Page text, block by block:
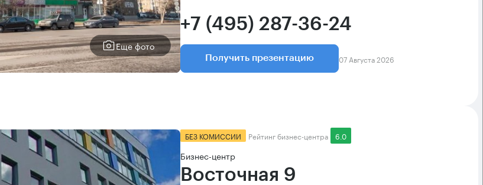
Еще фото
+7 (495) 287-36-24
Получить презентацию 07 Августа 2026
БЕЗ КОМИССИИ Рейтинг бизнес-центра 6.0
Бизнес-центр
Восточная 9